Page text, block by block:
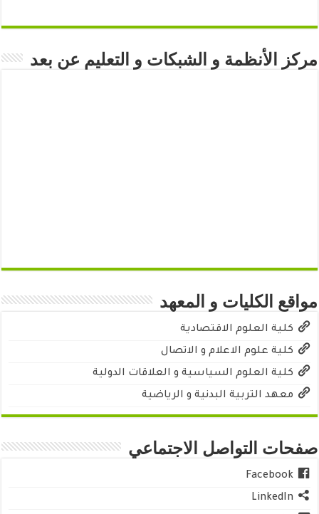
مركز الأنظمة و الشبكات و التعليم عن بعد
مواقع الكليات و المعهد
كلية العلوم الاقتصادية
كلية علوم الاعلام و الاتصال
كلية العلوم السياسية و العلاقات الدولية
معهد التربية البدنية و الرياضية
صفحات التواصل الاجتماعي
Facebook
LinkedIn